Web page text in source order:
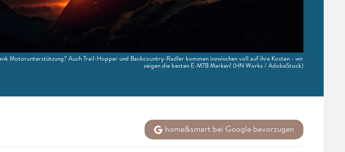
Motorunterstützung? Auch Trail-Hopper und Backcountry-Radler kommen inzwischen voll auf ihre Kosten - wir
zeigen die besten E-MTB Marken!(HN Works / AdobeStock)
home&smart bei Google bevorzugen